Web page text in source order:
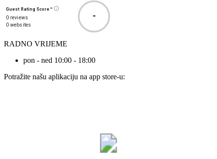
Guest Rating Score™
0 reviews
0 websites
-
RADNO VRIJEME
pon - ned 10:00 - 18:00
Potražite našu aplikaciju na app store-u: